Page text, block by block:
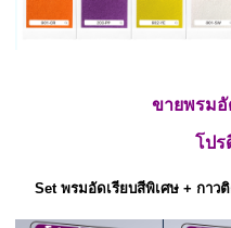
ขายพรมอั
โปร
Set พรมอัดเรียบสีพิเศษ + กาว